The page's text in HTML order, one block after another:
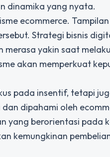
dinamika yang nyata.
ecommerce. Tampilan
Strategi bisnis
yakin saat
akan memperkuat
pada insentif, tetapi
dipahami oleh
yang berorientasi pada
kemungkinan